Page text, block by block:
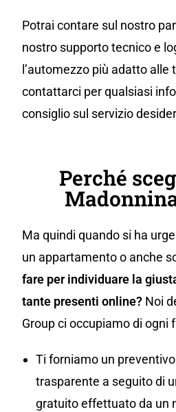
Potrai contare sul nostro
nostro supporto tecnico e
l’automezzo più adatto alle
contattarci per qualsiasi
consiglio sul servizio
Perché
Ma quindi quando si ha
un appartamento o anche
fare per individuare la
tante presenti online? Noi
Group ci occupiamo di ogni
Ti forniamo un
trasparente a seguito di
gratuito effettuato da un